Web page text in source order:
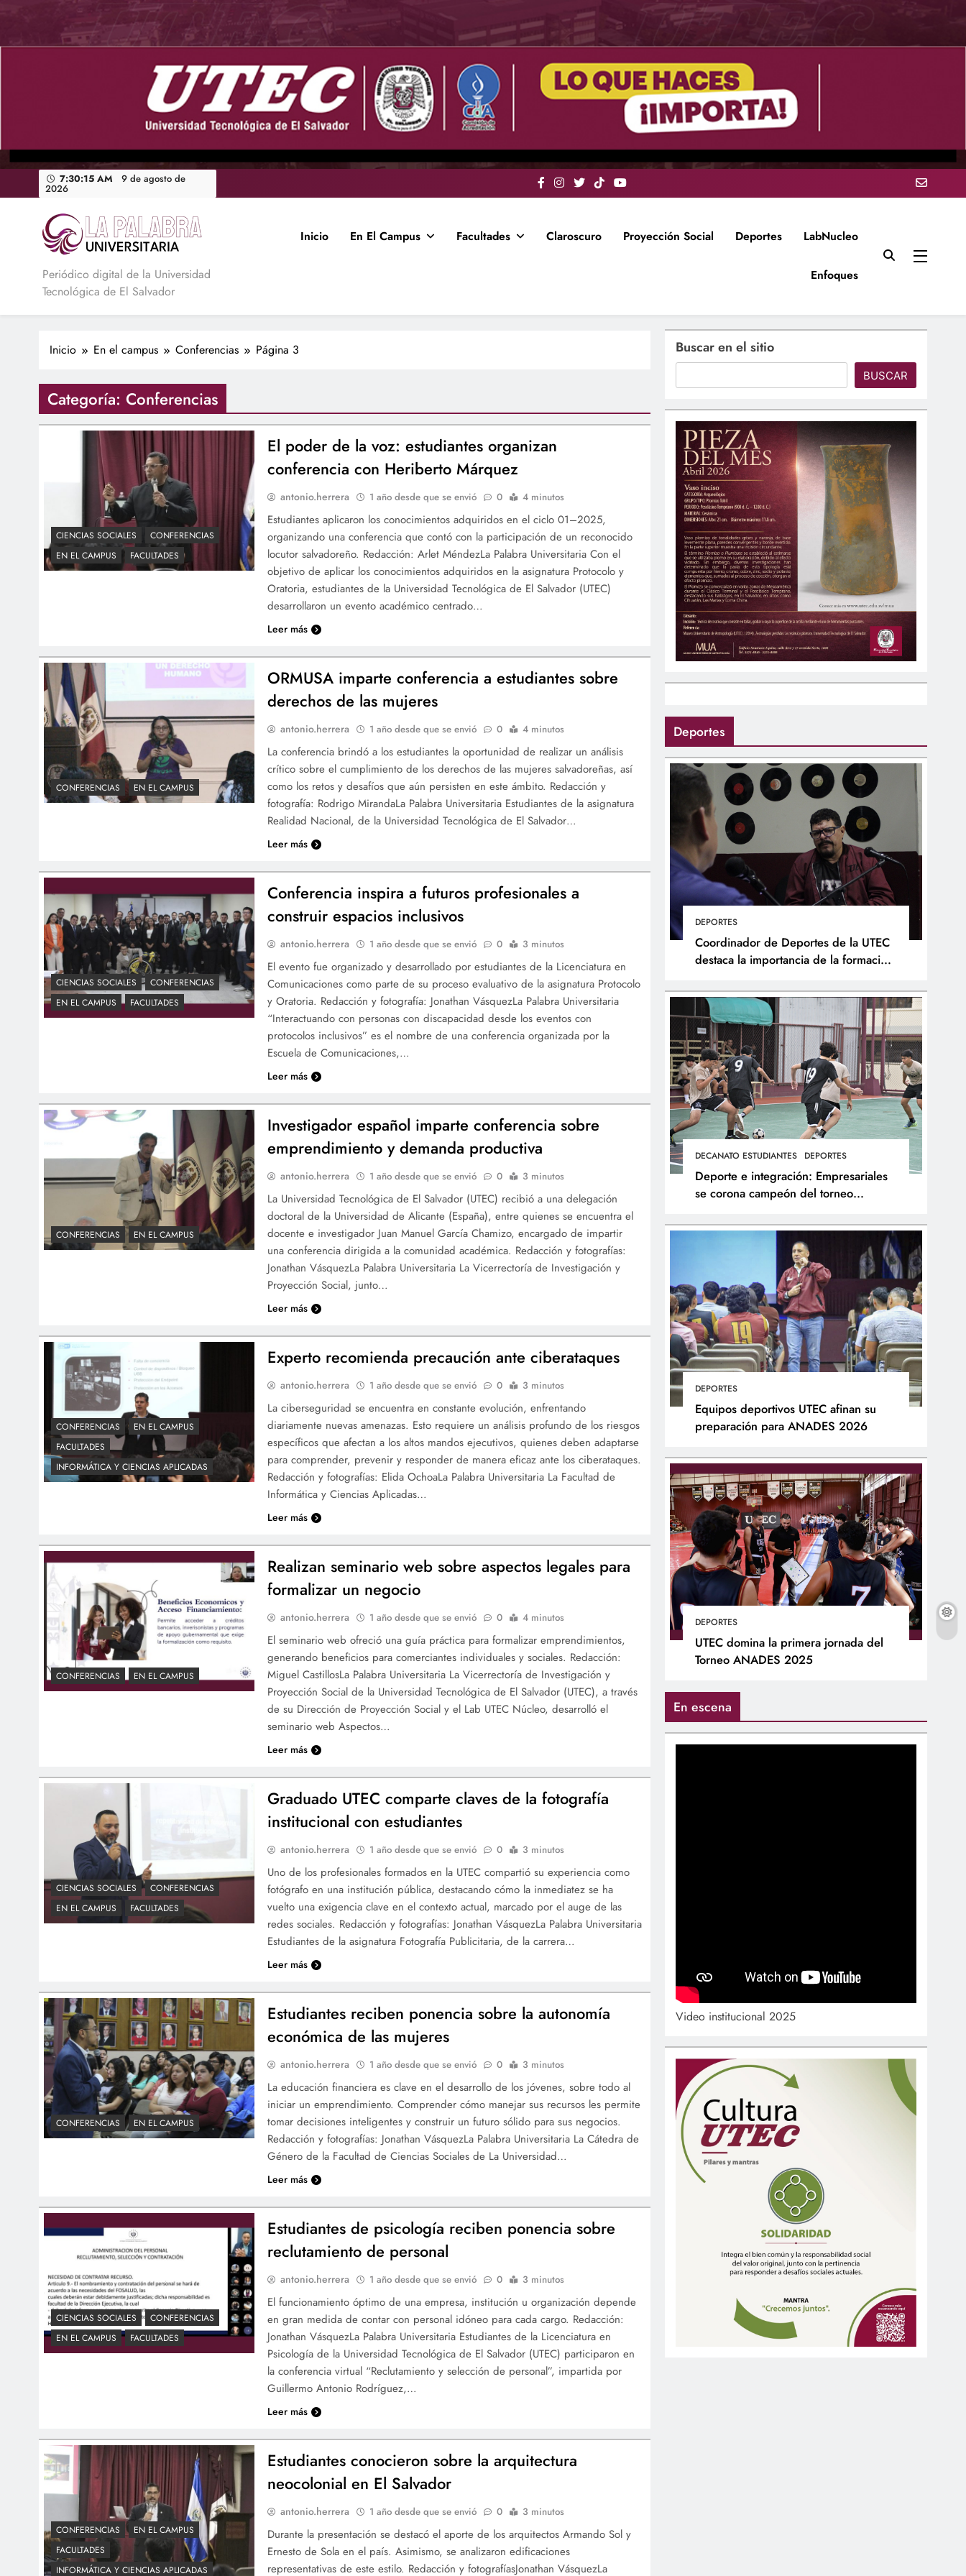
contenido
7:30:16 AM 9 de agosto de
2026
La Palabra Universitaria
Periódico digital de la Universidad
Tecnológica de El Salvador
Inicio En El Campus Facultades Claroscuro Proyección Social Deportes LabNucleo
Enfoques
Inicio En el campus Conferencias Página 3
Categoría: Conferencias
CIENCIAS SOCIALES
CONFERENCIAS
EN EL CAMPUS
FACULTADES
El poder de la voz: estudiantes organizan
conferencia con Heriberto Márquez
antonio.herrera 1 año desde que se envió 0 4 minutos
Estudiantes aplicaron los conocimientos adquiridos en el ciclo 01–2025,
organizando una conferencia que contó con la participación de un reconocido
locutor salvadoreño. Redacción: Arlet MéndezLa Palabra Universitaria Con el
objetivo de aplicar los conocimientos adquiridos en la asignatura Protocolo y
Oratoria, estudiantes de la Universidad Tecnológica de El Salvador (UTEC)
desarrollaron un evento académico centrado…
Leer más
CONFERENCIAS EN EL CAMPUS
ORMUSA imparte conferencia a estudiantes sobre
derechos de las mujeres
antonio.herrera 1 año desde que se envió 0 4 minutos
La conferencia brindó a los estudiantes la oportunidad de realizar un análisis
crítico sobre el cumplimiento de los derechos de las mujeres salvadoreñas, así
como los retos y desafíos que aún persisten en este ámbito. Redacción y
fotografía: Rodrigo MirandaLa Palabra Universitaria Estudiantes de la asignatura
Realidad Nacional, de la Universidad Tecnológica de El Salvador…
Leer más
CIENCIAS SOCIALES
CONFERENCIAS
EN EL CAMPUS
FACULTADES
Conferencia inspira a futuros profesionales a
construir espacios inclusivos
antonio.herrera 1 año desde que se envió 0 3 minutos
El evento fue organizado y desarrollado por estudiantes de la Licenciatura en
Comunicaciones como parte de su proceso evaluativo de la asignatura Protocolo
y Oratoria. Redacción y fotografía: Jonathan VásquezLa Palabra Universitaria
“Interactuando con personas con discapacidad desde los eventos con
protocolos inclusivos” es el nombre de una conferencia organizada por la
Escuela de Comunicaciones,…
Leer más
CONFERENCIAS EN EL CAMPUS
Investigador español imparte conferencia sobre
emprendimiento y demanda productiva
antonio.herrera 1 año desde que se envió 0 3 minutos
La Universidad Tecnológica de El Salvador (UTEC) recibió a una delegación
doctoral de la Universidad de Alicante (España), entre quienes se encuentra el
docente e investigador Juan Manuel García Chamizo, encargado de impartir
una conferencia dirigida a la comunidad académica. Redacción y fotografías:
Jonathan VásquezLa Palabra Universitaria La Vicerrectoría de Investigación y
Proyección Social, junto…
Leer más
CONFERENCIAS
EN EL CAMPUS
FACULTADES
INFORMÁTICA Y CIENCIAS APLICADAS
Experto recomienda precaución ante ciberataques
antonio.herrera 1 año desde que se envió 0 3 minutos
La ciberseguridad se encuentra en constante evolución, enfrentando
diariamente nuevas amenazas. Esto requiere un análisis profundo de los riesgos
específicos que afectan a los altos mandos ejecutivos, quienes deben adaptarse
para comprender, prevenir y responder de manera eficaz ante los ciberataques.
Redacción y fotografías: Elida OchoaLa Palabra Universitaria La Facultad de
Informática y Ciencias Aplicadas…
Leer más
CONFERENCIAS EN EL CAMPUS
Realizan seminario web sobre aspectos legales para
formalizar un negocio
antonio.herrera 1 año desde que se envió 0 4 minutos
El seminario web ofreció una guía práctica para formalizar emprendimientos,
generando beneficios para comerciantes individuales y sociales. Redacción:
Miguel CastillosLa Palabra Universitaria La Vicerrectoría de Investigación y
Proyección Social de la Universidad Tecnológica de El Salvador (UTEC), a través
de su Dirección de Proyección Social y el Lab UTEC Núcleo, desarrolló el
seminario web Aspectos…
Leer más
CIENCIAS SOCIALES
CONFERENCIAS
EN EL CAMPUS
FACULTADES
Graduado UTEC comparte claves de la fotografía
institucional con estudiantes
antonio.herrera 1 año desde que se envió 0 3 minutos
Uno de los profesionales formados en la UTEC compartió su experiencia como
fotógrafo en una institución pública, destacando cómo la inmediatez se ha
vuelto una exigencia clave en el contexto actual, marcado por el auge de las
redes sociales. Redacción y fotografías: Jonathan VásquezLa Palabra Universitaria
Estudiantes de la asignatura Fotografía Publicitaria, de la carrera…
Leer más
CONFERENCIAS EN EL CAMPUS
Estudiantes reciben ponencia sobre la autonomía
económica de las mujeres
antonio.herrera 1 año desde que se envió 0 3 minutos
La educación financiera es clave en el desarrollo de los jóvenes, sobre todo al
iniciar un emprendimiento. Comprender cómo manejar sus recursos les permite
tomar decisiones inteligentes y construir un futuro sólido para sus negocios.
Redacción y fotografías: Jonathan VásquezLa Palabra Universitaria La Cátedra de
Género de la Facultad de Ciencias Sociales de La Universidad…
Leer más
CIENCIAS SOCIALES
CONFERENCIAS
EN EL CAMPUS
FACULTADES
Estudiantes de psicología reciben ponencia sobre
reclutamiento de personal
antonio.herrera 1 año desde que se envió 0 3 minutos
El funcionamiento óptimo de una empresa, institución u organización depende
en gran medida de contar con personal idóneo para cada cargo. Redacción:
Jonathan VásquezLa Palabra Universitaria Estudiantes de la Licenciatura en
Psicología de la Universidad Tecnológica de El Salvador (UTEC) participaron en
la conferencia virtual “Reclutamiento y selección de personal”, impartida por
Guillermo Antonio Rodríguez,…
Leer más
CONFERENCIAS
EN EL CAMPUS
FACULTADES
INFORMÁTICA Y CIENCIAS APLICADAS
Estudiantes conocieron sobre la arquitectura
neocolonial en El Salvador
antonio.herrera 1 año desde que se envió 0 3 minutos
Durante la presentación se destacó el aporte de los arquitectos Armando Sol y
Ernesto de Sola en el país. Asimismo, se analizaron edificaciones
representativas de este estilo. Redacción y fotografíasJonathan VásquezLa
Buscar en el sitio
BUSCAR
Deportes
DEPORTES
Coordinador de Deportes de la UTEC
destaca la importancia de la formación
DECANATO ESTUDIANTES DEPORTES
Deporte e integración: Empresariales
se corona campeón del torneo
DEPORTES
Equipos deportivos UTEC afinan su
preparación para ANADES 2026
DEPORTES
UTEC domina la primera jornada del
Torneo ANADES 2025
En escena
Video institucional 2025